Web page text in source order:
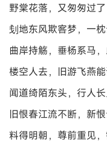
野棠花落，又匆匆过了
刬地东风欺客梦，一枕
曲岸持觞，垂杨系马，
楼空人去，旧游飞燕能
闻道绮陌东头，行人长
旧恨春江流不断，新恨
料得明朝，尊前重见，